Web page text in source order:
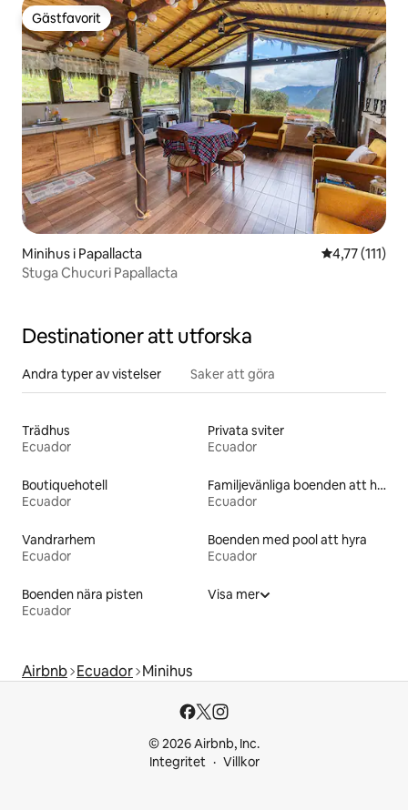
Gästfavorit
Gästfavorit
Minihus i Papallacta 4,77 av 5 i
4,77 (111)
Stuga Chucuri Papallacta
Destinationer att utforska
Andra typer av vistelser Saker att göra
Trädhus
Ecuador
Privata sviter
Ecuador
Boutiquehotell
Ecuador
Familjevänliga boenden att hyra
Ecuador
Vandrarhem
Ecuador
Boenden med pool att hyra
Ecuador
Boenden nära pisten
Ecuador
Visa mer
Airbnb Ecuador Minihus
© 2026 Airbnb, Inc.
Integritet
Villkor